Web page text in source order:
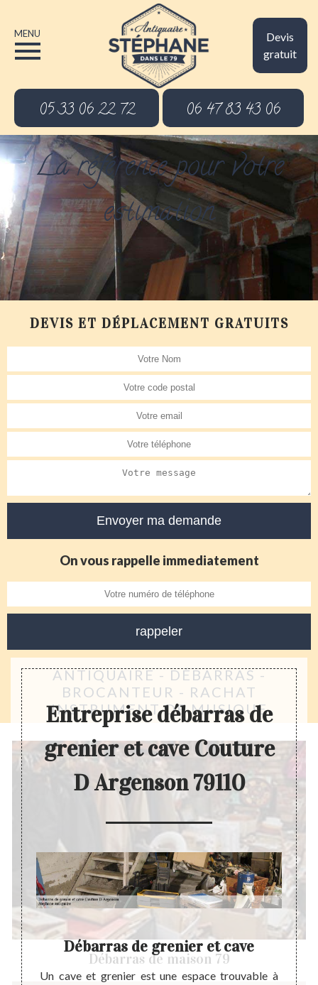
Devis
gratuit
MENU
05 33 06 22 72 06 47 83 43 06
La référence pour votre
estimation
DEVIS ET DÉPLACEMENT GRATUITS
On vous rappelle immediatement
ANTIQUAIRE - DÉBARRAS -
BROCANTEUR - RACHAT
INSTRUMENT DE MUSIQUE
Débarras de maison 79
Entreprise débarras de
grenier et cave Couture
D Argenson 79110
Débarras de grenier et cave
Un cave et grenier est une espace trouvable à